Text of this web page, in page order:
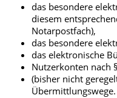
das besondere
diesem
Notarpostfach),
das besondere
das elektronische
Nutzerkonten nach
(bisher nicht
Übermittlungswege.